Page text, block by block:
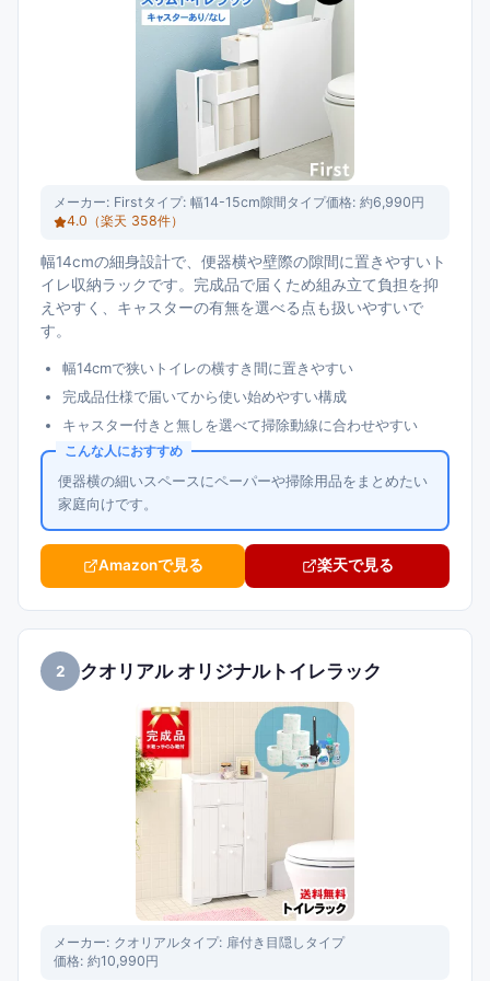
メーカー: Firstタイプ: 幅14-15cm隙間タイプ価格: 約6,990円
4.0 （楽天 358件）
幅14cmの細身設計で、便器横や壁際の隙間に置きやすいト
イレ収納ラックです。完成品で届くため組み立て負担を抑
えやすく、キャスターの有無を選べる点も扱いやすいで
す。
幅14cmで狭いトイレの横すき間に置きやすい
完成品仕様で届いてから使い始めやすい構成
キャスター付きと無しを選べて掃除動線に合わせやすい
こんな人におすすめ
便器横の細いスペースにペーパーや掃除用品をまとめたい
家庭向けです。
Amazonで見る 楽天で見る
2 クオリアル オリジナルトイレラック
メーカー: クオリアルタイプ: 扉付き目隠しタイプ
価格: 約10,990円